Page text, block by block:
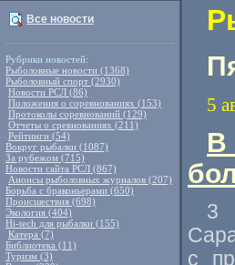
Все новости
Рубрики новостей:
Рыболовные новости (1368)
Рыболовный спорт (2930)
Новости РСЛ (86)
Положения о соревнованиях (153)
Протоколы соревнований (129)
Отчеты о сревнованиях (211)
Рейтинги (54)
Вокруг рыбалки (1087)
За рубежом (715)
Новости сайта РСЛ (867)
Анонсы рыболовных журналов (207)
Борьба с браконьерами (650)
Происшествия (698)
Экология (404)
Hi-tech для рыбалки (155)
Катера (7)
Библиотека (11)
Туризм (3)
5
В
3
с